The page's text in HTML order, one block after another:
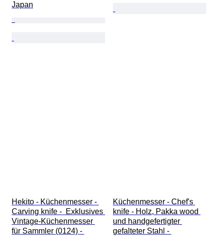
Japan
Hekito - Küchenmesser -
Carving knife -  Exklusives
Vintage-Küchenmesser
für Sammler (0124) -
Küchenmesser - Chef's
knife - Holz, Pakka wood
und handgefertigter
gefalteter Stahl -